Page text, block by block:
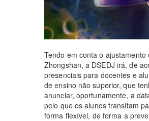
Tendo em conta o
Zhongshan, a DSEDJ irá, de
presenciais para docentes e
de ensino não superior, que
anunciar, oportunamente, a
pelo que os alunos transitam
forma flexível, de forma a